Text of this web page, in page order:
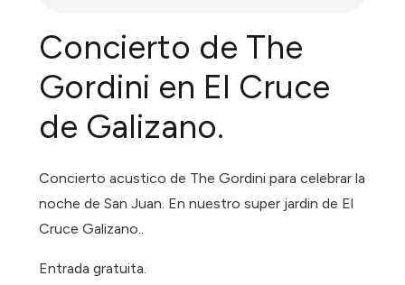
Concierto de The
Gordini en El Cruce
de Galizano.
Concierto acustico de The Gordini para celebrar la
noche de San Juan. En nuestro super jardin de El
Cruce Galizano..
Entrada gratuita.